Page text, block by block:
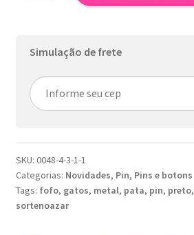
Preta
Simulação de frete
SKU: 0048-4-3-1-1
Categorias: Novidades, Pin, Pins e botons
Tags: fofo, gatos, metal, pata, pin, preto,
sortenoazar